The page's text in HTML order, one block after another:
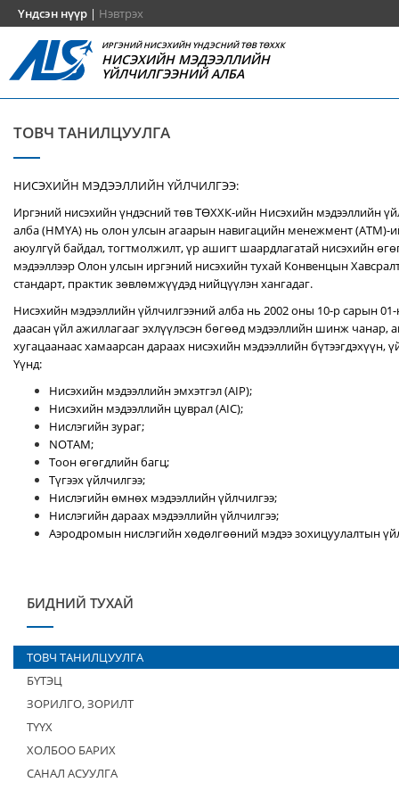
Үндсэн нүүр | Нэвтрэх
ИРГЭНИЙ НИСЭХИЙН ҮНДЭСНИЙ ТӨВ ТӨХХК
НИСЭХИЙН МЭДЭЭЛЛИЙН
ҮЙЛЧИЛГЭЭНИЙ АЛБА
ТОВЧ ТАНИЛЦУУЛГА
НИСЭХИЙН МЭДЭЭЛЛИЙН ҮЙЛЧИЛГЭЭ:
Иргэний нисэхийн үндэсний төв ТӨХХК-ийн Нисэхийн мэдээллийн
алба (НМҮА) нь олон улсын агаарын навигацийн менежмент (ATM)-
аюулгүй байдал, тогтмолжилт, үр ашигт шаардлагатай нисэхийн
мэдээллээр Олон улсын иргэний нисэхийн тухай Конвенцын
стандарт, практик зөвлөмжүүдэд нийцүүлэн хангадаг.
Нисэхийн мэдээллийн үйлчилгээний алба нь 2002 оны 10-р сарын
даасан үйл ажиллагааг эхлүүлэсэн бөгөөд мэдээллийн шинж чанар,
хугацаанаас хамаарсан дараах нисэхийн мэдээллийн бүтээгдэхүүн,
Үүнд:
Нисэхийн мэдээллийн эмхэтгэл (AIP);
Нисэхийн мэдээллийн цуврал (AIC);
Нислэгийн зураг;
NOTAM;
Тоон өгөгдлийн багц;
Түгээх үйлчилгээ;
Нислэгийн өмнөх мэдээллийн үйлчилгээ;
Нислэгийн дараах мэдээллийн үйлчилгээ;
Аэродромын нислэгийн хөдөлгөөний мэдээ зохицуулалтын
БИДНИЙ ТУХАЙ
ТОВЧ ТАНИЛЦУУЛГА
БҮТЭЦ
ЗОРИЛГО, ЗОРИЛТ
ТҮҮХ
ХОЛБОО БАРИХ
САНАЛ АСУУЛГА